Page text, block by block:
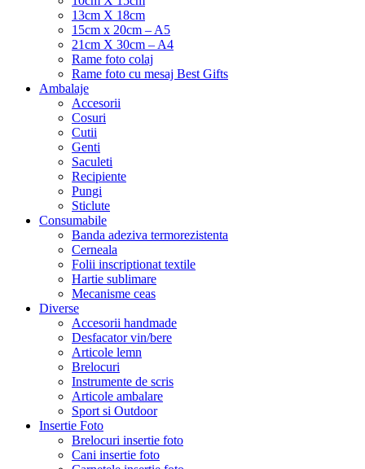
13cm X 18cm
15cm x 20cm – A5
21cm X 30cm – A4
Rame foto colaj
Rame foto cu mesaj Best Gifts
Ambalaje
Accesorii
Cosuri
Cutii
Genti
Saculeti
Recipiente
Pungi
Sticlute
Consumabile
Banda adeziva termorezistenta
Cerneala
Folii inscriptionat textile
Hartie sublimare
Mecanisme ceas
Diverse
Accesorii handmade
Desfacator vin/bere
Articole lemn
Brelocuri
Instrumente de scris
Articole ambalare
Sport si Outdoor
Insertie Foto
Brelocuri insertie foto
Cani insertie foto